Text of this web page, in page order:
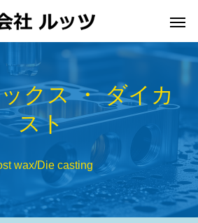
クス ・ ダイカ
スト
wax/Die casting